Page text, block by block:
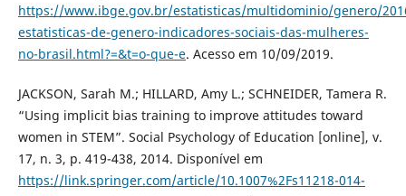
https://www.ibge.gov.br/estatisticas/multidominio/genero/
estatisticas-de-genero-indicadores-sociais-das-mulheres-
no-brasil.html?=&t=o-que-e. Acesso em 10/09/2019.
JACKSON, Sarah M.; HILLARD, Amy L.; SCHNEIDER, Tamera R.
“Using implicit bias training to improve attitudes toward
women in STEM”. Social Psychology of Education [online], v.
17, n. 3, p. 419-438, 2014. Disponível em
https://link.springer.com/article/10.1007%2Fs11218-014-